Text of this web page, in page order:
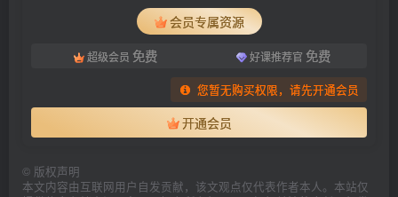
会员专属资源
超级会员 免费 好课推荐官 免费
您暂无购买权限，请先开通会员
开通会员
© 版权声明
本文内容由互联网用户自发贡献，该文观点仅代表作者本人。本站仅